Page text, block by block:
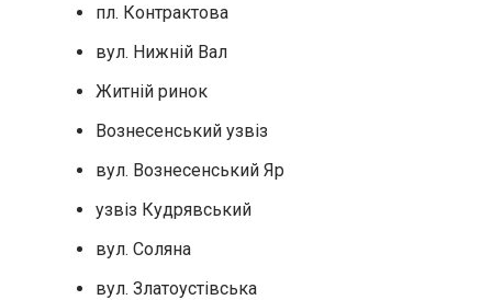
пл. Контрактова
вул. Нижній Вал
Житнiй ринок
Вознесенський узвіз
вул. Вознесенський Яр
узвіз Кудрявський
вул. Соляна
вул. Златоустiвська